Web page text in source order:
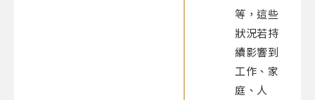
等，這些
狀況若持
續影響到
工作、家
庭、人